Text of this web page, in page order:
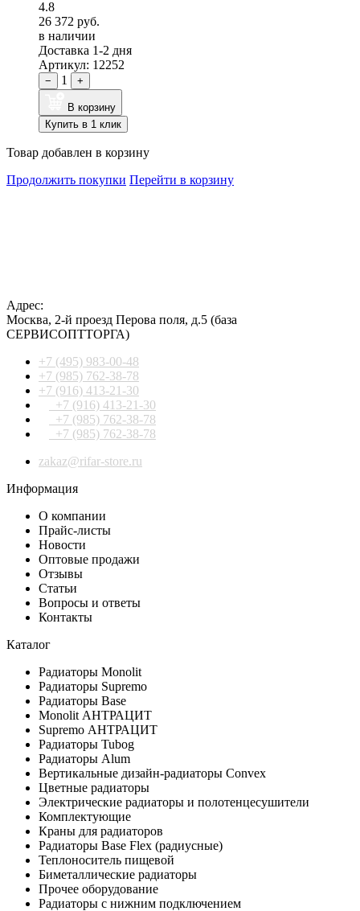
4.8
26 372 руб.
в наличии
Доставка 1-2 дня
Артикул: 12252
− 1 +
В корзину
Купить в 1 клик
Товар добавлен в корзину
Продолжить покупки Перейти в корзину
Адрес:
Москва, 2-й проезд Перова поля, д.5 (база
СЕРВИСОПТТОРГА)
+7 (495) 983-00-48
+7 (985) 762-38-78
+7 (916) 413-21-30
+7 (916) 413-21-30
+7 (985) 762-38-78
+7 (985) 762-38-78
zakaz@rifar-store.ru
Информация
О компании
Прайс-листы
Новости
Оптовые продажи
Отзывы
Статьи
Вопросы и ответы
Контакты
Каталог
Радиаторы Monolit
Радиаторы Supremo
Радиаторы Base
Monolit АНТРАЦИТ
Supremo АНТРАЦИТ
Радиаторы Tubog
Радиаторы Alum
Вертикальные дизайн-радиаторы Convex
Цветные радиаторы
Электрические радиаторы и полотенцесушители
Комплектующие
Краны для радиаторов
Радиаторы Base Flex (радиусные)
Теплоноситель пищевой
Биметаллические радиаторы
Прочее оборудование
Радиаторы с нижним подключением